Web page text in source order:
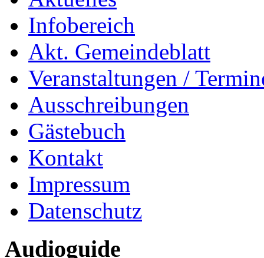
Infobereich
Akt. Gemeindeblatt
Veranstaltungen /
Ausschreibungen
Gästebuch
Kontakt
Impressum
Datenschutz
Audioguide